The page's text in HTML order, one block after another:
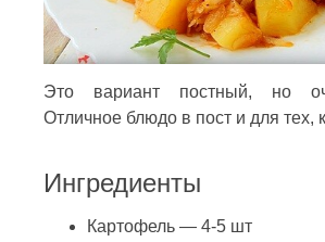
Это вариант постный, но
Отличное блюдо в пост и для тех,
Ингредиенты
Картофель — 4-5 шт